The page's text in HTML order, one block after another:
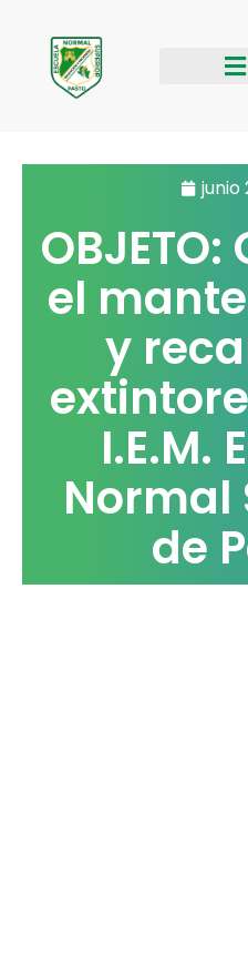
contenido
junio
el
y
I.E.M.
Normal
de